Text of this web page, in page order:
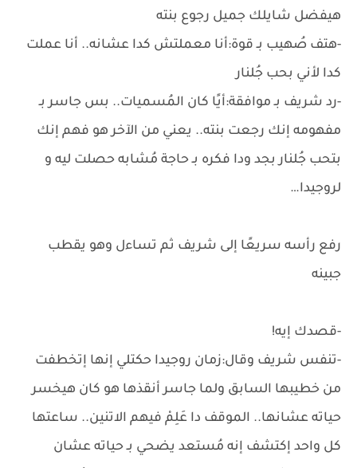
هيفضل شايلك جميل رجوع بنته
-هتف صُهيب بـ قوة:أنا معملتش كدا عشانه.. أنا عملت
كدا لأني بحب جُلنار
-رد شريف بـ موافقة:أيًا كان المُسميات.. بس جاسر بـ
مفهومه إنك رجعت بنته.. يعني من الآخر هو فهم إنك
بتحب جُلنار بجد ودا فكره بـ حاجة مُشابه حصلت ليه و
لروجيدا…
رفع رأسه سريعًا إلى شريف ثم تساءل وهو يقطب
جبينه
-قصدك إيه!
-تنفس شريف وقال:زمان روجيدا حكتلي إنها إتخطفت
من خطيبها السابق ولما جاسر أنقذها هو كان هيخسر
حياته عشانها.. الموقف دا عَلِمْ فيهم الاتنين.. ساعتها
كل واحد إكتشف إنه مُستعد يضحي بـ حياته عشان